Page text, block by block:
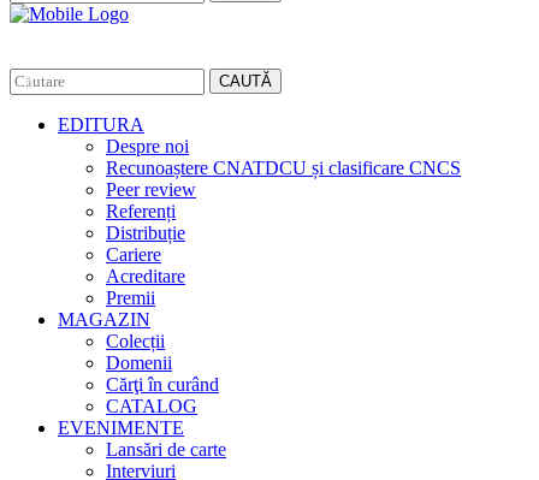
CAUTĂ
EDITURA
Despre noi
Recunoaștere CNATDCU și clasificare CNCS
Peer review
Referenți
Distribuție
Cariere
Acreditare
Premii
MAGAZIN
Colecții
Domenii
Cărţi în curând
CATALOG
EVENIMENTE
Lansări de carte
Interviuri